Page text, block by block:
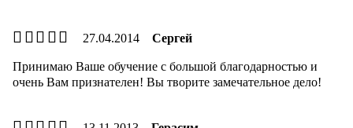
27.04.2014 Сергей
Принимаю Ваше обучение с большой благодарностью и
очень Вам признателен! Вы творите замечательное дело!